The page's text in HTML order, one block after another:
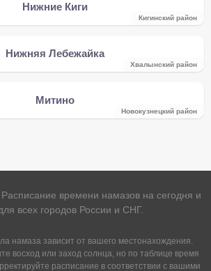
Нижние Киги
Кигинский район
Нижняя Лебежайка
Хвалынский район
Митино
Новокузнецкий район
времени намазов на сегодня и
всех городов России и СНГ.
намаза зависит от вашего местонахождения.
восход или заход солнца, но по таблице время
расписание в соответствии с вашими